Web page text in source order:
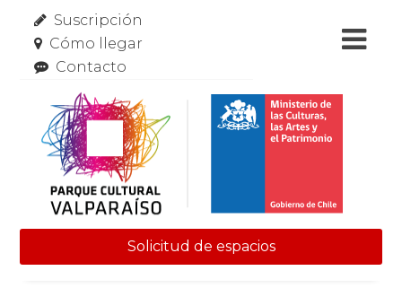
Suscripción
Cómo llegar
Contacto
Solicitud de espacios